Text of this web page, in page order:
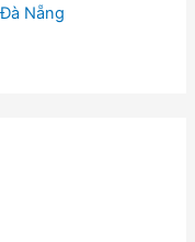
Nẵng